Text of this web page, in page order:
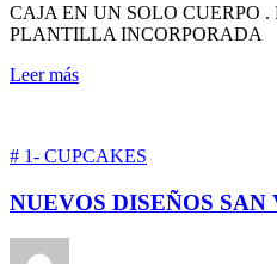
CAJA EN UN SOLO CUERPO
PLANTILLA INCORPORADA
Leer más
# 1- CUPCAKES
NUEVOS DISEÑOS